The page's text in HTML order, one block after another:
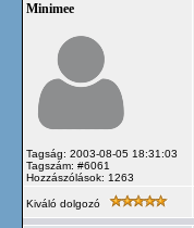
Minimee
Tagság: 2003-08-05 18:31:03
Tagszám: #6061
Hozzászólások: 1263
Kiváló dolgozó